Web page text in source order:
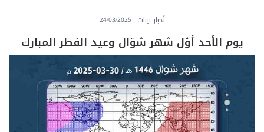
أخبار بينات 24/03/2025
يوم الأحد أوّل شهر شوّال وعيد الفطر المبارك